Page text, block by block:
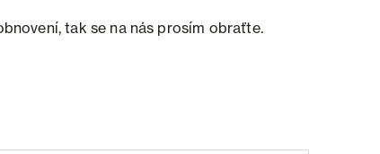
tak se na nás prosím obraťte.